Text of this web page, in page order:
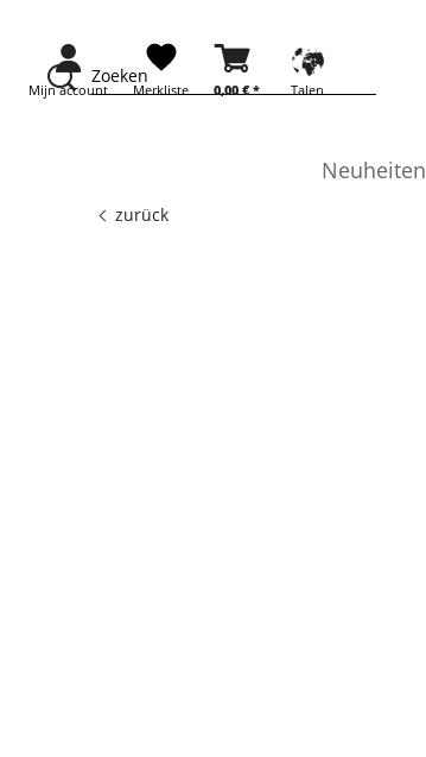
Zoeken
Mijn account 0,00 € *
Merkliste Talen
Neuheiten
zurück